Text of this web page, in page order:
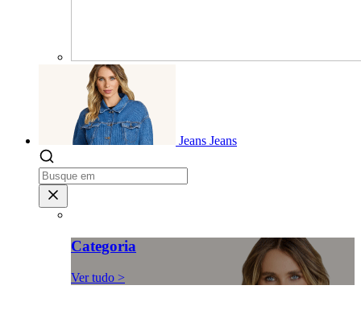
Jeans Jeans
Categoria
Ver tudo >